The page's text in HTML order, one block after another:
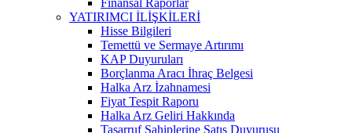
YATIRIMCI İLİŞKİLERİ
Hisse Bilgileri
Temettü ve Sermaye Artırımı
KAP Duyuruları
Borçlanma Aracı İhraç Belgesi
Halka Arz İzahnamesi
Fiyat Tespit Raporu
Halka Arz Geliri Hakkında
Tasarruf Sahiplerine Satış Duyurusu